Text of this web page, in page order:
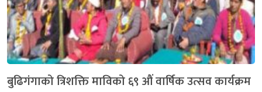
बुढिगंगाको त्रिशक्ति माविको ६९ औं वार्षिक उत्सव कार्यक्रम